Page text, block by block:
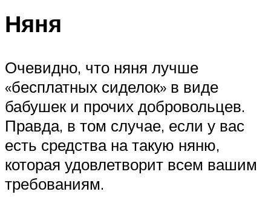
Няня
Очевидно, что няня лучше
«бесплатных сиделок» в виде
бабушек и прочих добровольцев.
Правда, в том случае, если у вас
есть средства на такую няню,
которая удовлетворит всем вашим
требованиям.